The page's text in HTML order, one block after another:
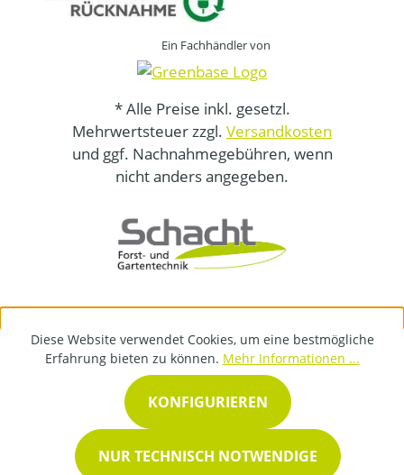
Ein Fachhändler von
* Alle Preise inkl. gesetzl.
Mehrwertsteuer zzgl. Versandkosten
und ggf. Nachnahmegebühren, wenn
nicht anders angegeben.
Diese Website verwendet Cookies, um eine bestmögliche
Erfahrung bieten zu können. Mehr Informationen ...
NUR TECHNISCH NOTWENDIGE
KONFIGURIEREN